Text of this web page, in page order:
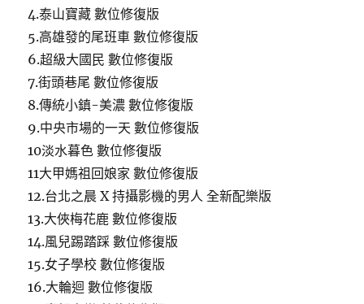
4.泰山寶藏 數位修復版
5.高雄發的尾班車 數位修復版
6.超級大國民 數位修復版
7.街頭巷尾 數位修復版
8.傳統小鎮-美濃 數位修復版
9.中央市場的一天 數位修復版
10淡水暮色 數位修復版
11大甲媽祖回娘家 數位修復版
12.台北之晨 X 持攝影機的男人 全新配樂版
13.大俠梅花鹿 數位修復版
14.風兒踢踏踩 數位修復版
15.女子學校 數位修復版
16.大輪迴 數位修復版